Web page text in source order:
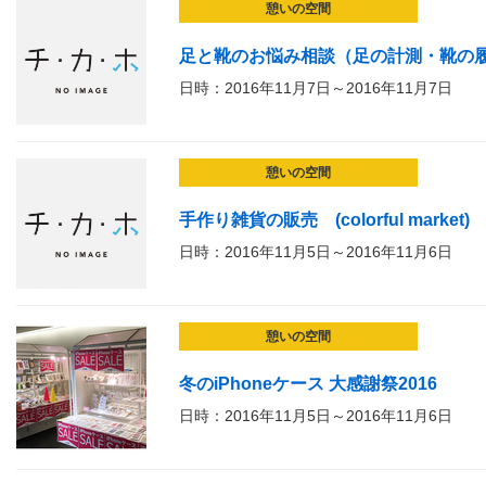
憩いの空間
足と靴のお悩み相談（足の計測・靴の
日時：2016年11月7日～2016年11月7日
憩いの空間
手作り雑貨の販売 (colorful market)
日時：2016年11月5日～2016年11月6日
憩いの空間
冬のiPhoneケース 大感謝祭2016
日時：2016年11月5日～2016年11月6日